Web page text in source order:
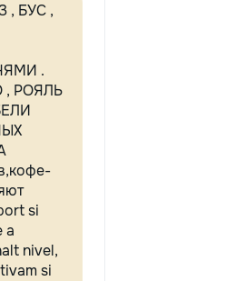
, БУС ,
.
, РОЯЛЬ
si
a
nivel,
si